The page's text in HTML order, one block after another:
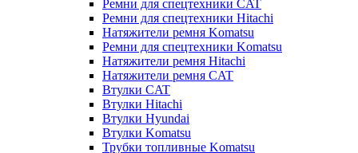
Ремни для спецтехники CAT
Ремни для спецтехники Hitachi
Натяжители ремня Komatsu
Ремни для спецтехники Komatsu
Натяжители ремня Hitachi
Натяжители ремня CAT
Втулки CAT
Втулки Hitachi
Втулки Hyundai
Втулки Komatsu
Трубки топливные Komatsu